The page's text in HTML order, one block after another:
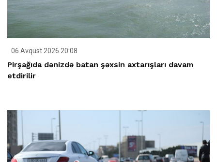
06 Avqust 2026 20:08
Pirşağıda dənizdə batan şəxsin axtarışları davam
etdirilir